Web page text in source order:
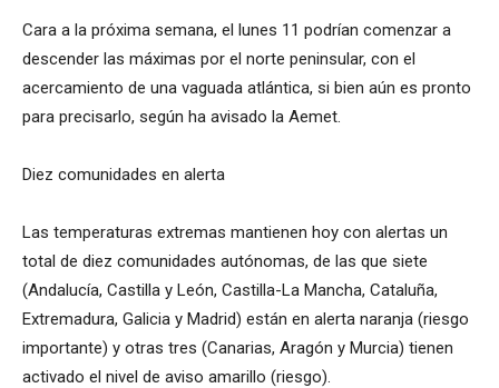
Cara a la próxima semana, el lunes 11 podrían comenzar a
descender las máximas por el norte peninsular, con el
acercamiento de una vaguada atlántica, si bien aún es pronto
para precisarlo, según ha avisado la Aemet.
Diez comunidades en alerta
Las temperaturas extremas mantienen hoy con alertas un
total de diez comunidades autónomas, de las que siete
(Andalucía, Castilla y León, Castilla-La Mancha, Cataluña,
Extremadura, Galicia y Madrid) están en alerta naranja (riesgo
importante) y otras tres (Canarias, Aragón y Murcia) tienen
activado el nivel de aviso amarillo (riesgo).